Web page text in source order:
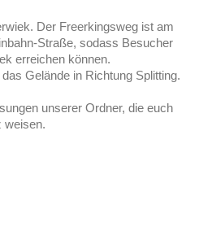
Der Freerkingsweg ist am
Straße, sodass Besucher
erreichen können.
Gelände in Richtung Splitting.
unserer Ordner, die euch
weisen.